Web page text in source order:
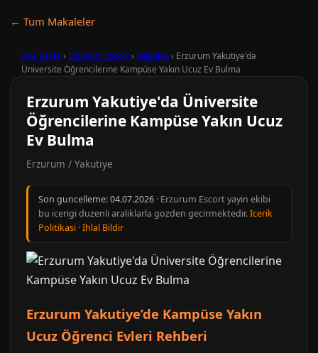
← Tum Makaleler
Ana Sayfa › Erzurum Escort› Yakutiye› Erzurum Yakutiye'da
Üniversite Öğrencilerine Kampüse Yakın Ucuz Ev Bulma
Erzurum Yakutiye'da Üniversite
Öğrencilerine Kampüse Yakın Ucuz
Ev Bulma
Erzurum / Yakutiye
Son guncelleme:04.07.2026 · Erzurum Escort yayin ekibi
bu icerigi duzenli araliklarla gozden gecirmektedir.Icerik
Politikasi ·Ihlal Bildir
Erzurum Yakutiye’de Kampüse Yakın
Ucuz Öğrenci Evleri Rehberi